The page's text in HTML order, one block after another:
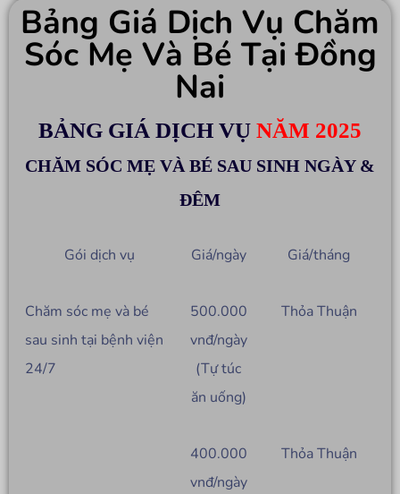
Bảng Giá Dịch Vụ Chăm
Sóc Mẹ Và Bé Tại Đồng
Nai
BẢNG GIÁ DỊCH VỤ NĂM 2025
CHĂM SÓC MẸ VÀ BÉ SAU SINH NGÀY &
ĐÊM
Gói dịch vụ Giá/ngày Giá/tháng
Chăm sóc mẹ và bé
sau sinh tại bệnh viện
24/7
500.000
vnđ/ngày
(Tự túc
ăn uống)
Thỏa Thuận
400.000
vnđ/ngày
Thỏa Thuận